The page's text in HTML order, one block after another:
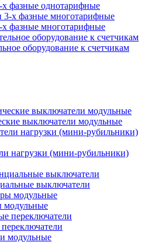
фазные однотарифные
фазные многотарифные
оборудование к счетчикам
выключатели модульные
нагрузки (мини-рубильники)
выключатели
модульные